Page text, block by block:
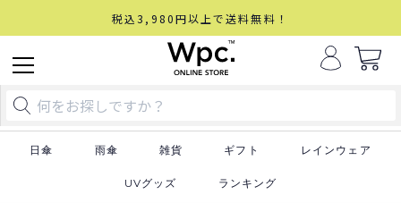
税込3,980円以上で送料無料！
日傘 雨傘 雑貨 ギフト レインウェア
UVグッズ ランキング